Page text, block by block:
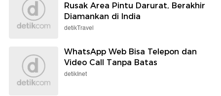
Rusak Area Pintu Darurat, Berakhir
Diamankan di India
detikTravel
WhatsApp Web Bisa Telepon dan
Video Call Tanpa Batas
detikInet